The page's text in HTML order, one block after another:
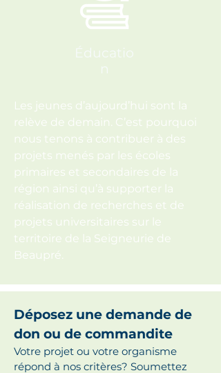
Éducatio
n
Les jeunes d’aujourd’hui sont la
relève de demain. C’est pourquoi
nous tenons à contribuer à des
projets menés par les écoles
primaires et secondaires de la
région ainsi qu’à supporter la
réalisation de recherches et de
projets universitaires sur le
territoire de la Seigneurie de
Beaupré.
Déposez une demande de
don ou de commandite
Votre projet ou votre organisme
répond à nos critères? Soumettez